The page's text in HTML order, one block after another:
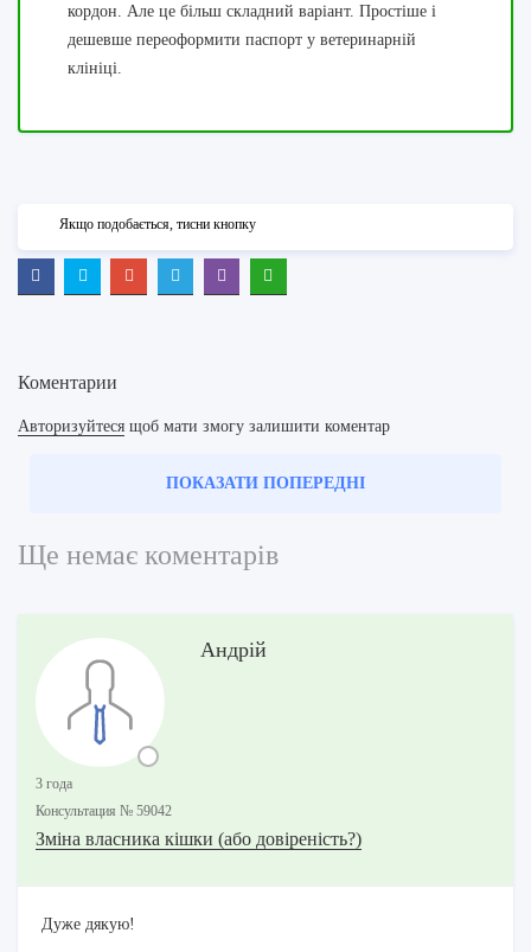
кордон. Але це більш складний варіант. Простіше і
дешевше переоформити паспорт у ветеринарній
клініці.
Якщо подобається, тисни кнопку
Коментарии
Авторизуйтеся щоб мати змогу залишити коментар
ПОКАЗАТИ ПОПЕРЕДНІ
Ще немає коментарів
Андрій
3 года
Консультация № 59042
Зміна власника кішки (або довіреність?)
Дуже дякую!